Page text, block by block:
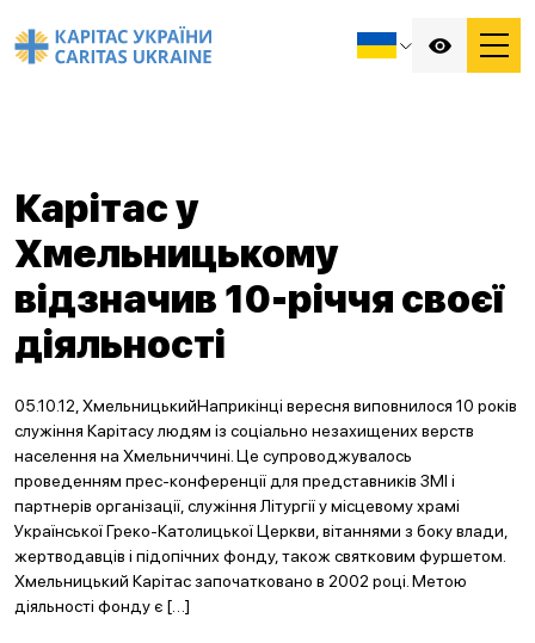
Карітас у
Хмельницькому
відзначив 10-річчя своєї
діяльності
05.10.12, ХмельницькийНаприкінці вересня виповнилося 10 років
служіння Карітасу людям із соціально незахищених верств
населення на Хмельниччині. Це супроводжувалось
проведенням прес-конференції для представників ЗМІ і
партнерів організації, служіння Літургії у місцевому храмі
Української Греко-Католицької Церкви, вітаннями з боку влади,
жертводавців і підопічних фонду, також святковим фуршетом.
Хмельницький Карітас започатковано в 2002 році. Метою
діяльності фонду є […]